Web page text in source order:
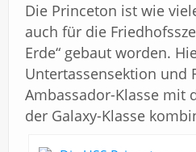
Die Princeton ist wie
auch für die
Erde“ gebaut worden.
Untertassensektion und
Ambassador-Klasse mit
der Galaxy-Klasse